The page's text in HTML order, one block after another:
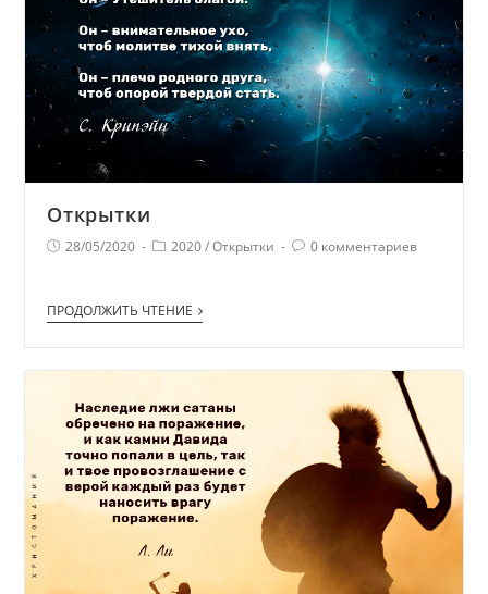
Открытки
28/05/2020 2020 / Открытки 0 комментариев
ПРОДОЛЖИТЬ ЧТЕНИЕ